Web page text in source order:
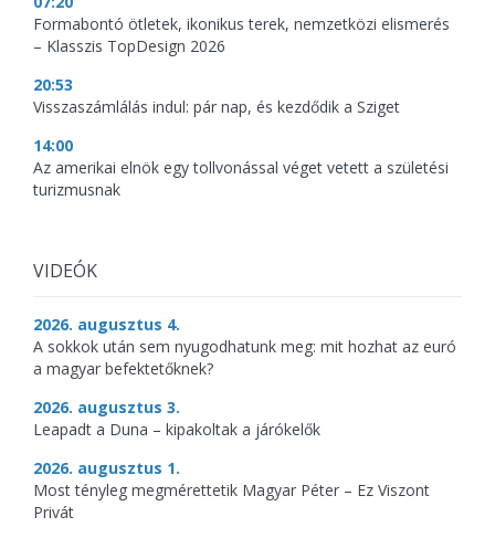
Formabontó ötletek, ikonikus terek, nemzetközi elismerés
– Klasszis TopDesign 2026
20:53
Visszaszámlálás indul: pár nap, és kezdődik a Sziget
14:00
Az amerikai elnök egy tollvonással véget vetett a születési
turizmusnak
VIDEÓK
2026. augusztus 4.
A sokkok után sem nyugodhatunk meg: mit hozhat az euró
a magyar befektetőknek?
2026. augusztus 3.
Leapadt a Duna – kipakoltak a járókelők
2026. augusztus 1.
Most tényleg megmérettetik Magyar Péter – Ez Viszont
Privát